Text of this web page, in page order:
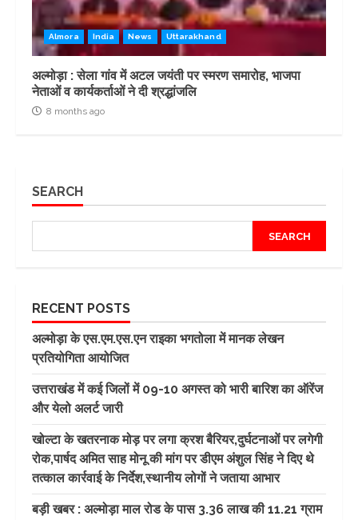
Almora India News Uttarakhand
अल्मोड़ा : सेला गांव में अटल जयंती पर स्मरण समारोह, भाजपा
नेताओं व कार्यकर्ताओं ने दी श्रद्धांजलि
8 months ago
SEARCH
SEARCH
RECENT POSTS
अल्मोड़ा के एस.एम.एस.एन राइका भगतोला में मानक लेखन
प्रतियोगिता आयोजित
उत्तराखंड में कई जिलों में 09-10 अगस्त को भारी बारिश का ऑरेंज
और येलो अलर्ट जारी
खोल्टा के खतरनाक मोड़ पर लगा क्रश बैरियर,दुर्घटनाओं पर लगेगी
रोक,पार्षद अमित साह मोनू की मांग पर डीएम अंशुल सिंह ने दिए थे
तत्काल कार्रवाई के निर्देश,स्थानीय लोगों ने जताया आभार
बड़ी खबर : अल्मोड़ा माल रोड के पास 3.36 लाख की 11.21 ग्राम